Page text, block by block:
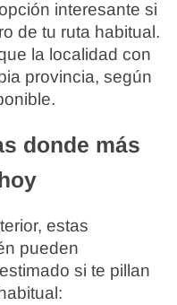
interesante si
de tu ruta habitual.
la localidad con
provincia, según
donde más
estas
pueden
si te pillan